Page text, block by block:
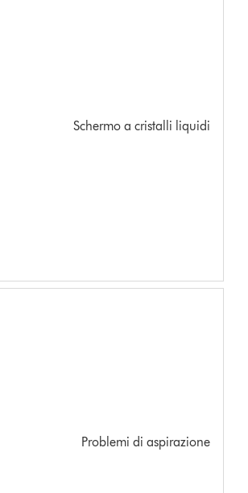
Schermo a cristalli liquidi
Problemi di aspirazione